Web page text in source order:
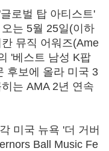
로벌 탑 아티스트'
는 5월 25일(이하
뮤직 어워즈(Ame
'베스트 남성 K팝
후보에 올라 미국 3
는 AMA 2년 연속
미국 뉴욕 '더 거버
Ball Music Fe